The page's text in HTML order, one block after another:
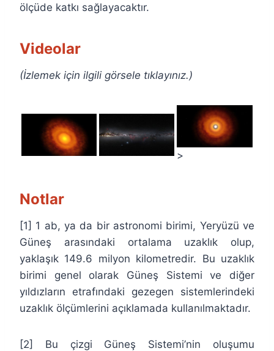
ölçüde katkı sağlayacaktır.
Videolar
(İzlemek için ilgili görsele tıklayınız.)
>
Notlar
[1] 1 ab, ya da bir astronomi birimi, Yeryüzü ve
Güneş arasındaki ortalama uzaklık olup,
yaklaşık 149.6 milyon kilometredir. Bu uzaklık
birimi genel olarak Güneş Sistemi ve diğer
yıldızların etrafındaki gezegen sistemlerindeki
uzaklık ölçümlerini açıklamada kullanılmaktadır.
[2] Bu çizgi Güneş Sistemi’nin oluşumu